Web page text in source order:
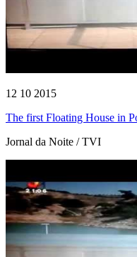
12 10 2015
The first Floating House in
Jornal da Noite / TVI